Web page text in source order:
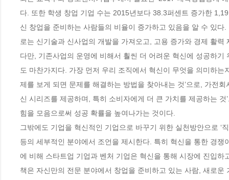
다. 또한 학생 창업 기업 수는 2015년보다 38.3퍼센트 증가한
신 창업을 준비하는 사람들의 비율이 증가하고 있음을 알 수 있
로는 신기술과 신사업의 개발을 가져오고, 고용 증가와 경제 활
다만, 기존사업의 운영에 비해서 훨씬 더 어려운 혁신에 성공하
도 마찬가지다. 가장 먼저 우리 조직에서 혁신이 무엇을 의미하
제를 보게 되면 문제를 해결하는 방법을 찾아내는 것’으로, 가전
신 시리즈를 제공하며, 특히 소비자에게 더 큰 가치를 제공하는
힘을 모음으로써 성공 확률을 높여나가는 것이다.
그밖에도 기업을 혁신적인 기업으로 바꾸기 위한 실천방안으로 ‘직
등의 세부적인 분야에서 조언을 제시한다. 특히 혁신을 통한 경
에 비해 스타트업 기업과 벤처 기업은 혁신을 통해 시장에 진입
책은 자신만의 전문 분야에서 창업을 준비하고 있는 사람, 새로